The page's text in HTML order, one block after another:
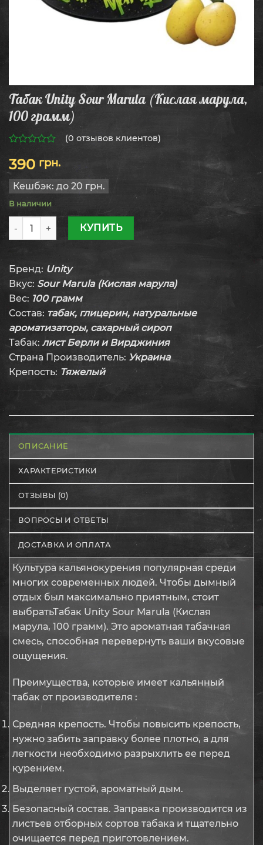
Табак Unity Sour Marula (Кислая марула,
100 грамм)
из
5
(0 отзывов клиентов)
390 грн.
Кешбэк: до 20 грн.
В наличии
Количество товара Табак Unity Sour Marula (Кислая
КУПИТЬ
Бренд: Unity
Вкус: Sour Marula (Кислая марула)
Вес: 100 грамм
Состав: табак, глицерин, натуральные
ароматизаторы, сахарный сироп
Табак: лист Берли и Вирджиния
Страна Производитель: Украина
Крепость: Тяжелый
ОПИСАНИЕ
ХАРАКТЕРИСТИКИ
ОТЗЫВЫ (0)
ВОПРОСЫ И ОТВЕТЫ
ДОСТАВКА И ОПЛАТА
Культура кальянокурения популярная среди
многих современных людей. Чтобы дымный
отдых был максимально приятным, стоит
выбратьТабак Unity Sour Marula (Кислая
марула, 100 грамм). Это ароматная табачная
смесь, способная перевернуть ваши вкусовые
ощущения.
Преимущества, которые имеет кальянный
табак от производителя :
Средняя крепость. Чтобы повысить крепость,
нужно забить заправку более плотно, а для
легкости необходимо разрыхлить ее перед
курением.
Выделяет густой, ароматный дым.
Безопасный состав. Заправка производится из
листьев отборных сортов табака и тщательно
очищается перед приготовлением.